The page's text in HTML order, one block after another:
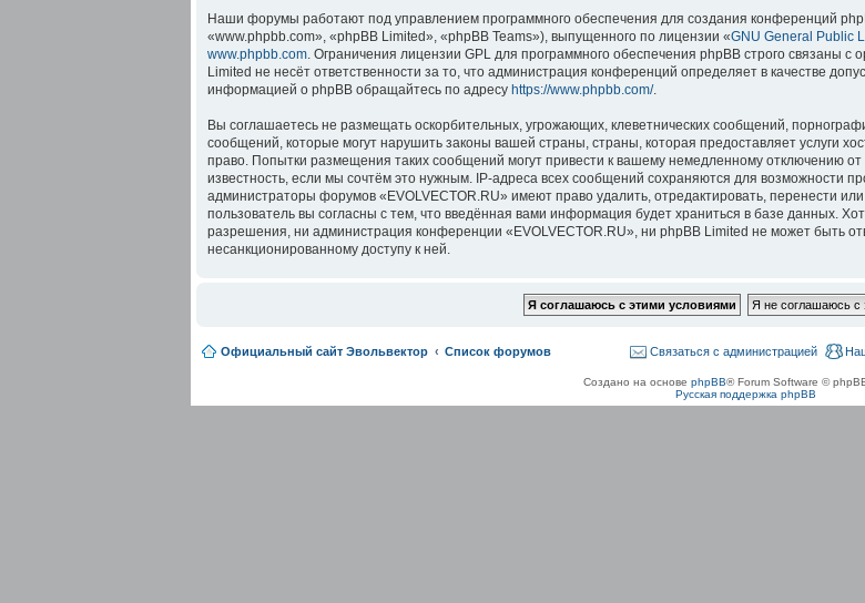
Наши форумы работают под управлением программного обеспечения для создания конференций
«www.phpbb.com», «phpBB Limited», «phpBB Teams»), выпущенного по лицензии «GNU General Public
www.phpbb.com. Ограничения лицензии GPL для программного обеспечения phpBB строго связаны
Limited не несёт ответственности за то, что администрация конференций определяет в качестве
информацией о phpBB обращайтесь по адресу https://www.phpbb.com/.
Вы соглашаетесь не размещать оскорбительных, угрожающих, клеветнических сообщений,
сообщений, которые могут нарушить законы вашей страны, страны, которая предоставляет услуги
право. Попытки размещения таких сообщений могут привести к вашему немедленному отключению
известность, если мы сочтём это нужным. IP-адреса всех сообщений сохраняются для возможности
администраторы форумов «EVOLVECTOR.RU» имеют право удалить, отредактировать, перенести
пользователь вы согласны с тем, что введённая вами информация будет храниться в базе данных.
разрешения, ни администрация конференции «EVOLVECTOR.RU», ни phpBB Limited не может быть
несанкционированному доступу к ней.
Официальный сайт Эвольвектор Список форумов Связаться с администрацией
Создано на основе phpBB® Forum Software ©
Русская поддержка phpBB